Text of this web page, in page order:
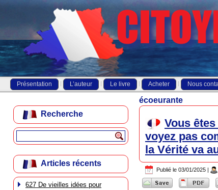
Présentation L’auteur Le livre Acheter Nous
Recherche
Articles récents
627 De vieilles idées pour
écoeurante
Vous
voyez pas
la Vérité va
Publié le 03/01/2025 |